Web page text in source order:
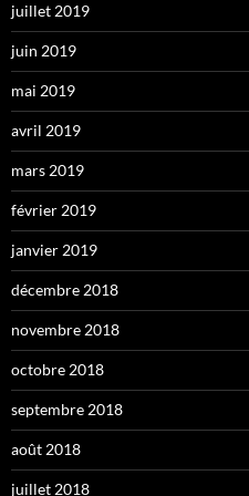
juillet 2019
juin 2019
mai 2019
avril 2019
mars 2019
février 2019
janvier 2019
décembre 2018
novembre 2018
octobre 2018
septembre 2018
août 2018
juillet 2018